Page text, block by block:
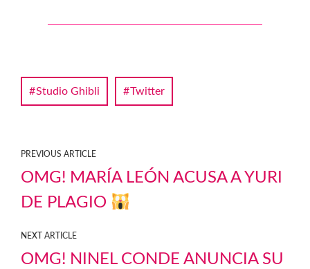
Studio Ghibli Twitter
PREVIOUS ARTICLE
OMG! MARÍA LEÓN ACUSA A YURI
DE PLAGIO
NEXT ARTICLE
OMG! NINEL CONDE ANUNCIA SU